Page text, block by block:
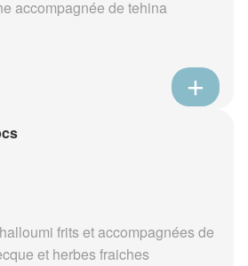
accompagnée de tehina
frits et accompagnées de
et herbes fraiches